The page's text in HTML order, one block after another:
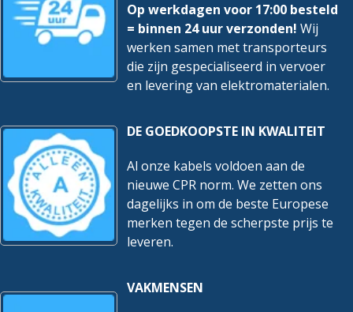
Op werkdagen voor 17:00 besteld
= binnen 24 uur verzonden! Wij
werken samen met transporteurs
die zijn gespecialiseerd in vervoer
en levering van elektromaterialen.
DE GOEDKOOPSTE IN KWALITEIT
Al onze kabels voldoen aan de
nieuwe CPR norm. We zetten ons
dagelijks in om de beste Europese
merken tegen de scherpste prijs te
leveren.
VAKMENSEN